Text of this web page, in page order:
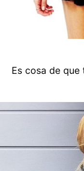
Es cosa de que